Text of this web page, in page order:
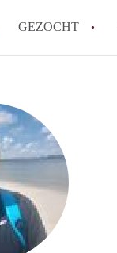
GEZOCHT
translate
is
de privacyverklaring
/ Huurwoningen